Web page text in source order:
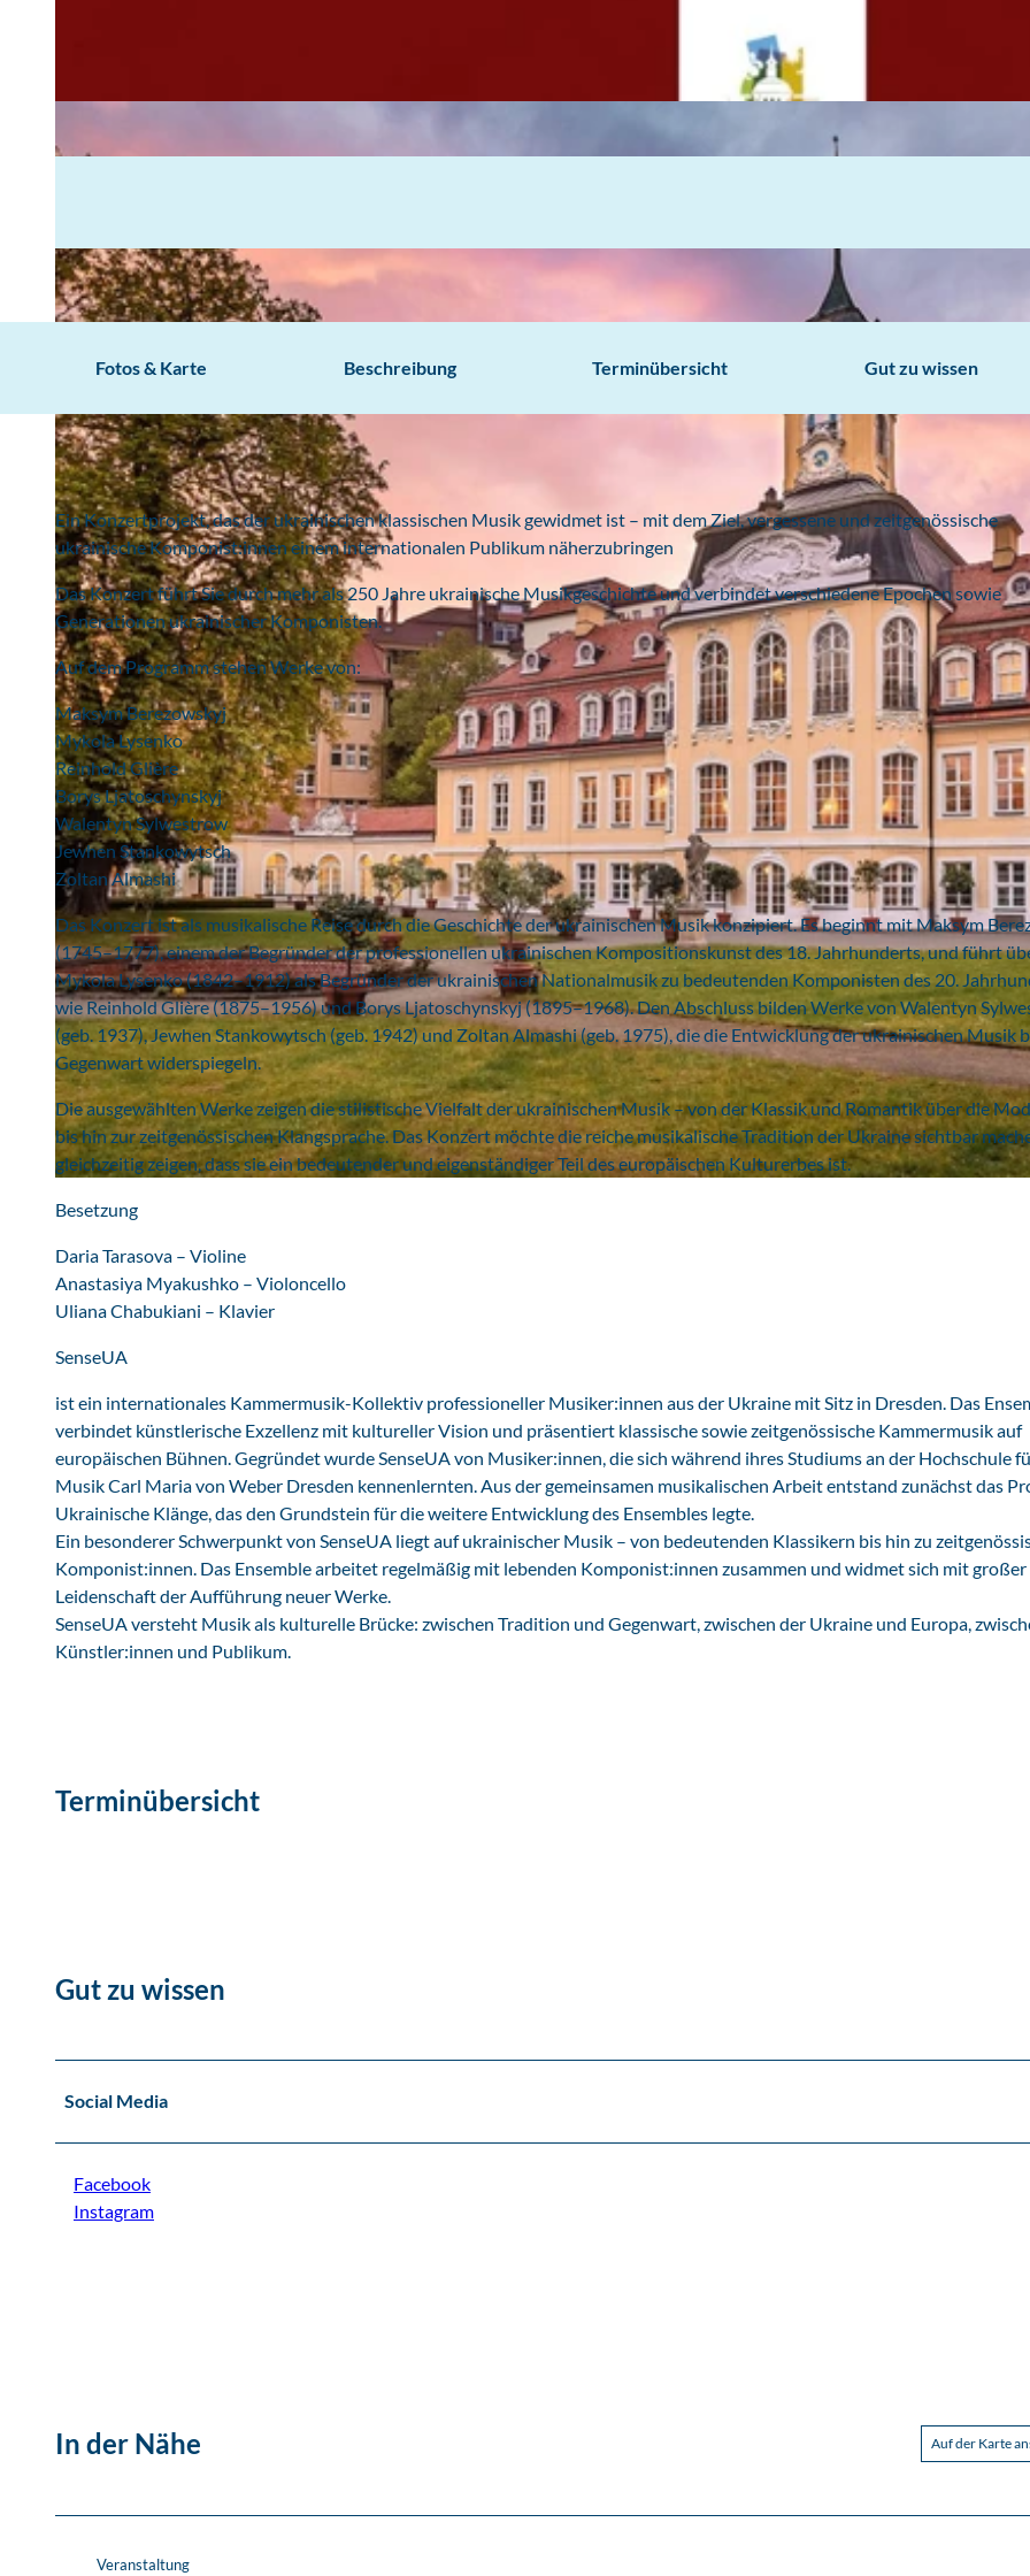
© Gohliser Schlösschen gGmbH
Fotos & Karte Beschreibung Terminübersicht Gut zu wissen
Ein Konzertprojekt, das der ukrainischen klassischen Musik gewidmet ist – mit dem Ziel, vergessene und zeitgenössische
ukrainische Komponist:innen einem internationalen Publikum näherzubringen
Das Konzert führt Sie durch mehr als 250 Jahre ukrainische Musikgeschichte und verbindet verschiedene Epochen sowie
Generationen ukrainischer Komponisten.
Auf dem Programm stehen Werke von:
Maksym Berezowskyj
Mykola Lysenko
Reinhold Glière
Borys Ljatoschynskyj
Walentyn Sylwestrow
Jewhen Stankowytsch
Zoltan Almashi
Das Konzert ist als musikalische Reise durch die Geschichte der ukrainischen Musik konzipiert. Es beginnt mit Maksym
(1745–1777), einem der Begründer der professionellen ukrainischen Kompositionskunst des 18. Jahrhunderts, und führt
Mykola Lysenko (1842–1912) als Begründer der ukrainischen Nationalmusik zu bedeutenden Komponisten des 20.
wie Reinhold Glière (1875–1956) und Borys Ljatoschynskyj (1895–1968). Den Abschluss bilden Werke von Walentyn
(geb. 1937), Jewhen Stankowytsch (geb. 1942) und Zoltan Almashi (geb. 1975), die die Entwicklung der ukrainischen Musik
Gegenwart widerspiegeln.
Die ausgewählten Werke zeigen die stilistische Vielfalt der ukrainischen Musik – von der Klassik und Romantik über die
bis hin zur zeitgenössischen Klangsprache. Das Konzert möchte die reiche musikalische Tradition der Ukraine sichtbar
gleichzeitig zeigen, dass sie ein bedeutender und eigenständiger Teil des europäischen Kulturerbes ist.
Besetzung
Daria Tarasova – Violine
Anastasiya Myakushko – Violoncello
Uliana Chabukiani – Klavier
SenseUA
ist ein internationales Kammermusik-Kollektiv professioneller Musiker:innen aus der Ukraine mit Sitz in Dresden. Das
verbindet künstlerische Exzellenz mit kultureller Vision und präsentiert klassische sowie zeitgenössische Kammermusik auf
europäischen Bühnen. Gegründet wurde SenseUA von Musiker:innen, die sich während ihres Studiums an der Hochschule
Musik Carl Maria von Weber Dresden kennenlernten. Aus der gemeinsamen musikalischen Arbeit entstand zunächst das
Ukrainische Klänge, das den Grundstein für die weitere Entwicklung des Ensembles legte.
Ein besonderer Schwerpunkt von SenseUA liegt auf ukrainischer Musik – von bedeutenden Klassikern bis hin zu
Komponist:innen. Das Ensemble arbeitet regelmäßig mit lebenden Komponist:innen zusammen und widmet sich mit großer
Leidenschaft der Aufführung neuer Werke.
SenseUA versteht Musik als kulturelle Brücke: zwischen Tradition und Gegenwart, zwischen der Ukraine und Europa,
Künstler:innen und Publikum.
Terminübersicht
Gut zu wissen
Social Media
Facebook
Instagram
In der Nähe Auf der Karte
Veranstaltung